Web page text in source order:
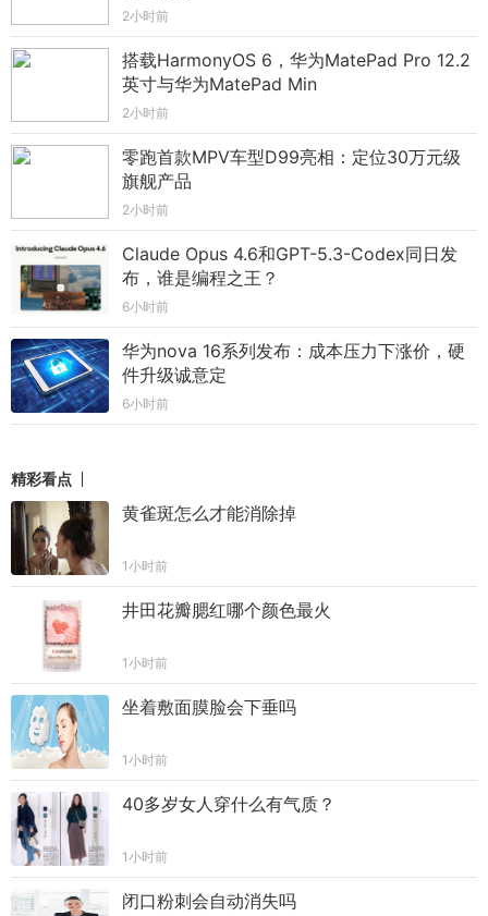
2小时前
搭载HarmonyOS 6，华为MatePad Pro 12.2
英寸与华为MatePad Min
2小时前
零跑首款MPV车型D99亮相：定位30万元级
旗舰产品
2小时前
Claude Opus 4.6和GPT-5.3-Codex同日发
布，谁是编程之王？
6小时前
华为nova 16系列发布：成本压力下涨价，硬
件升级诚意定
6小时前
精彩看点
黄雀斑怎么才能消除掉
1小时前
井田花瓣腮红哪个颜色最火
1小时前
坐着敷面膜脸会下垂吗
1小时前
40多岁女人穿什么有气质？
1小时前
闭口粉刺会自动消失吗